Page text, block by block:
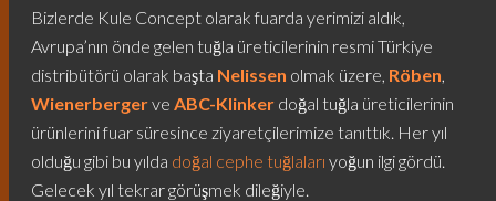
Bizlerde Kule Concept olarak fuarda yerimizi aldık,
Avrupa’nın önde gelen tuğla üreticilerinin resmi Türkiye
distribütörü olarak başta Nelissen olmak üzere, Röben,
WienerbergerveABC-Klinker doğal tuğla üreticilerinin
ürünlerini fuar süresince ziyaretçilerimize tanıttık. Her yıl
olduğu gibi bu yılda doğal cephe tuğlaları yoğun ilgi gördü.
Gelecek yıl tekrar görüşmek dileğiyle.